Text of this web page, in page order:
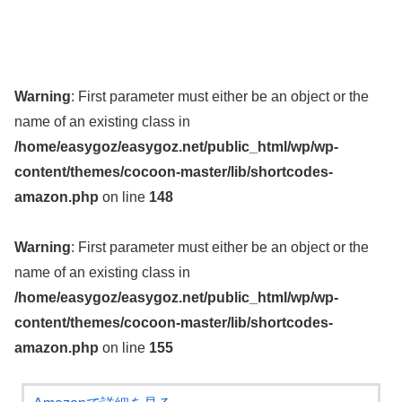
Warning: First parameter must either be an object or the
name of an existing class in
/home/easygoz/easygoz.net/public_html/wp/wp-
content/themes/cocoon-master/lib/shortcodes-
amazon.php on line 148
Warning: First parameter must either be an object or the
name of an existing class in
/home/easygoz/easygoz.net/public_html/wp/wp-
content/themes/cocoon-master/lib/shortcodes-
amazon.php on line 155